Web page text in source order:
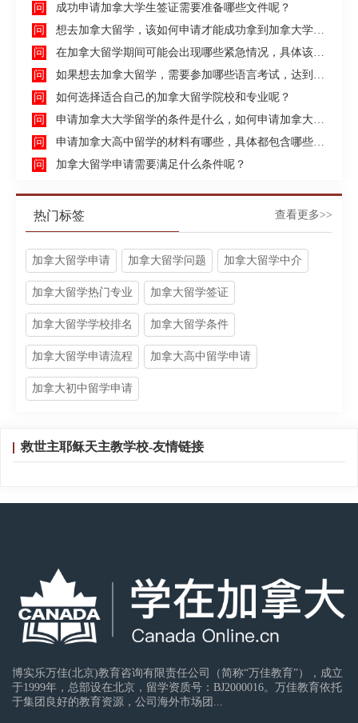
成功申请加拿大学生签证需要准备哪些文件呢？
想去加拿大留学，该如何申请才能成功拿到加拿大学生签证呢？
在加拿大留学期间可能会出现哪些紧急情况，具体该如何去处理这些紧急情况呢？
如果想去加拿大留学，需要参加哪些语言考试，达到什么水平才能申请呢？
如何选择适合自己的加拿大留学院校和专业呢？
申请加拿大大学留学的条件是什么，如何申请加拿大大学留学，留学的费用及签证申请流程是什么？
申请加拿大高中留学的材料有哪些，具体都包含哪些方面呢？
加拿大留学申请需要满足什么条件呢？
热门标签 查看更多>>
加拿大留学申请 加拿大留学问题 加拿大留学中介
加拿大留学热门专业 加拿大留学签证
加拿大留学学校排名 加拿大留学条件
加拿大留学申请流程 加拿大高中留学申请
加拿大初中留学申请
救世主耶稣天主教学校-友情链接
博实乐万佳(北京)教育咨询有限责任公司（简称“万佳教育”），成立
于1999年，总部设在北京，留学资质号：BJ2000016。万佳教育依托
于集团良好的教育资源，公司海外市场团...